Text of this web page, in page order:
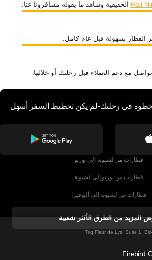
الحقيقية وشاهد ما يقوله مسافرونا عنا.
القطار بسهولة قبل عام كامل.
مع دعم العملاء قبل رحلتك أو خلالها.
خطوة في رحلتك-لم يكن تخطيط السفر أسهل
قطارات من لشبونة إلى بورتو
قطارات من بورتو إلى لشبونة
قطارات من لشبونة إلى ألبوفيرا
قطارات من ألبوفيرا إلى لشبونة
قطارات من لشبونة إلى لاغوس
المزيد من الطرق الأكثر شعبية
Firebird
Firebird